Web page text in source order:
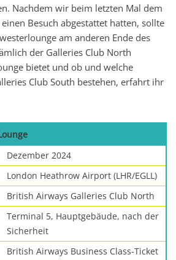
Nachdem wir beim letzten Mal dem
einen Besuch abgestattet hatten, sollte
am anderen Ende des
der Galleries Club North
bietet und ob und welche
Club South bestehen, erfahrt ihr
Dezember 2024
London Heathrow Airport (LHR/EGLL)
British Airways Galleries Club North
Terminal 5, Hauptgebäude, nach der
Sicherheit
British Airways Business Class-Ticket